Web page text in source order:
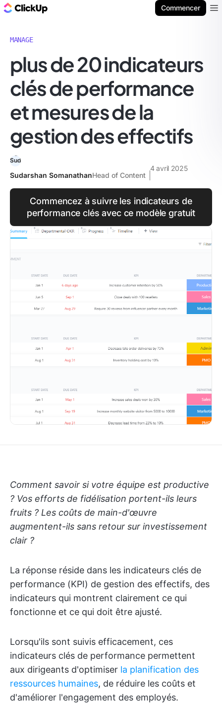
Commencer
MANAGE
plus de 20 indicateurs
clés de performance
et mesures de la
gestion des effectifs
Sudarshan SomanathanHead of Content
4 avril 2025
Commencez à suivre les indicateurs de
performance clés avec ce modèle gratuit
Comment savoir si votre équipe est productive
? Vos efforts de fidélisation portent-ils leurs
fruits ? Les coûts de main-d'œuvre
augmentent-ils sans retour sur investissement
clair ?
La réponse réside dans les indicateurs clés de
performance (KPI) de gestion des effectifs, des
indicateurs qui montrent clairement ce qui
fonctionne et ce qui doit être ajusté.
Lorsqu'ils sont suivis efficacement, ces
indicateurs clés de performance permettent
aux dirigeants d'optimiser la planification des
ressources humaines, de réduire les coûts et
d'améliorer l'engagement des employés.